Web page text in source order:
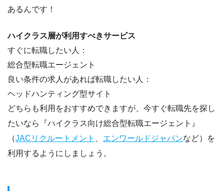
あるんです！
ハイクラス層が利用すべきサービス
すぐに転職したい人：
総合型転職エージェント
良い条件の求人があれば転職したい人：
ヘッドハンティング型サイト
どちらも利用をおすすめできますが、今すぐ転職先を探し
たいなら『ハイクラス向け総合型転職エージェント 』
（JACリクルートメント エンワールドジャパンなど）を
利用するようにしましょう。